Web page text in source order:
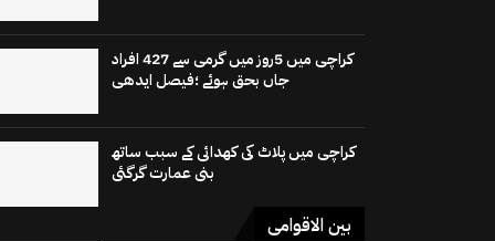
کراچی میں 5روز میں گرمی سے 427 افراد
جاں بحق ہوئے ؛فیصل ایدھی
کراچی میں پلاٹ کی کھدائی کے سبب ساتھ
بنی عمارت گرگئی
بین الاقوامی